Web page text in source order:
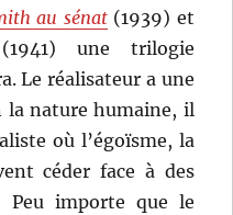
au sénat(1939) et
une trilogie
Le réalisateur a une
la nature humaine, il
où l’égoïsme, la
céder face à des
Peu importe que le